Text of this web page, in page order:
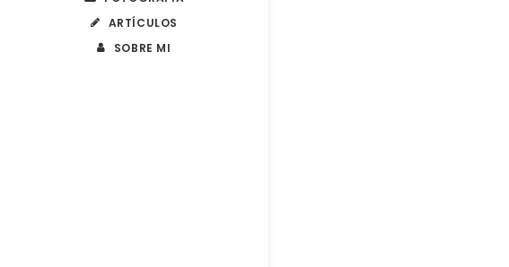
ARTÍCULOS
SOBRE MI